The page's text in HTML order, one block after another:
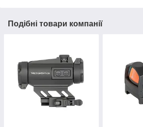
Подібні товари компанії